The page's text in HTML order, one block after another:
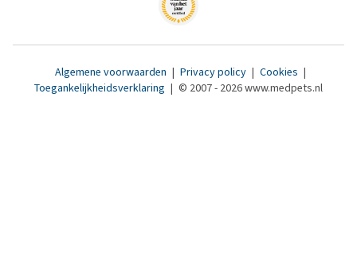
Algemene voorwaarden | Privacy policy | Cookies |
Toegankelijkheidsverklaring | © 2007 - 2026 www.medpets.nl